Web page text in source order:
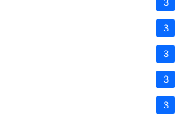
3
3
3
3
3